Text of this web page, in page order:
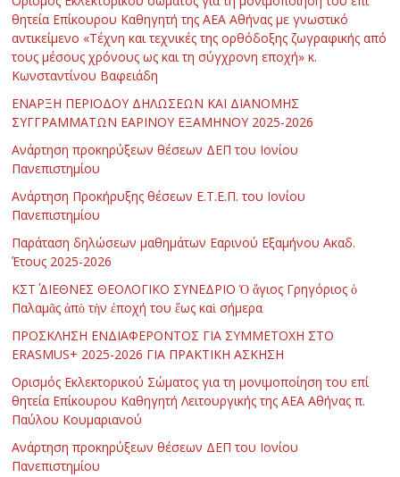
θητεία Επίκουρου Καθηγητή της ΑΕΑ Αθήνας με γνωστικό
αντικείμενο «Τέχνη και τεχνικές της ορθόδοξης ζωγραφικής από
τους μέσους χρόνους ως και τη σύγχρονη εποχή» κ.
Κωνσταντίνου Βαφειάδη
ΕΝΑΡΞΗ ΠΕΡΙΟΔΟΥ ΔΗΛΩΣΕΩΝ ΚΑΙ ΔΙΑΝΟΜΗΣ
ΣΥΓΓΡΑΜΜΑΤΩΝ ΕΑΡΙΝΟΥ ΕΞΑΜΗΝΟΥ 2025-2026
Ανάρτηση προκηρύξεων θέσεων ΔΕΠ του Ιονίου
Πανεπιστημίου
Ανάρτηση Προκήρυξης θέσεων Ε.Τ.Ε.Π. του Ιονίου
Πανεπιστημίου
Παράταση δηλώσεων μαθημάτων Εαρινού Εξαμήνου Ακαδ.
Έτους 2025-2026
ΚΣΤ΄ ΔΙΕΘΝΕΣ ΘΕΟΛΟΓΙΚΟ ΣΥΝΕΔΡΙΟ Ὁ ἅγιος Γρηγόριος ὁ
Παλαμᾶς ἀπὸ τὴν ἐποχή του ἕως καὶ σήμερα
ΠΡΟΣΚΛΗΣΗ ΕΝΔΙΑΦΕΡΟΝΤΟΣ ΓΙΑ ΣΥΜΜΕΤΟΧΗ ΣΤΟ
ERASMUS+ 2025-2026 ΓΙΑ ΠΡΑΚΤΙΚΗ ΑΣΚΗΣΗ
Ορισμός Εκλεκτορικού Σώματος για τη μονιμοποίηση του επί
θητεία Επίκουρου Καθηγητή Λειτουργικής της ΑΕΑ Αθήνας π.
Παύλου Κουμαριανού
Ανάρτηση προκηρύξεων θέσεων ΔΕΠ του Ιονίου
Πανεπιστημίου